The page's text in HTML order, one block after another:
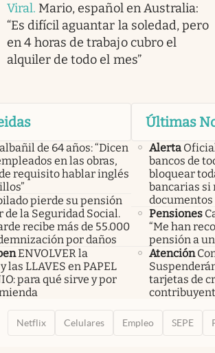
Viral. Mario, español en Australia:
“Es difícil aguantar la soledad, pero
en 4 horas de trabajo cubro el
alquiler de todo el mes”
de 64 años: “Dicen
en las obras,
requisito hablar inglés
pierde su pensión
la Seguridad Social.
recibe más de 55.000
por daños
ENVOLVER la
las LLAVES en PAPEL
para qué sirve y por
Últimas
Alerta
bancos de
bloquear
bancarias si
documentos
Pensiones
“Me han
pensión a un
Atención
tarjetas de
Netflix Celulares Empleo SEPE